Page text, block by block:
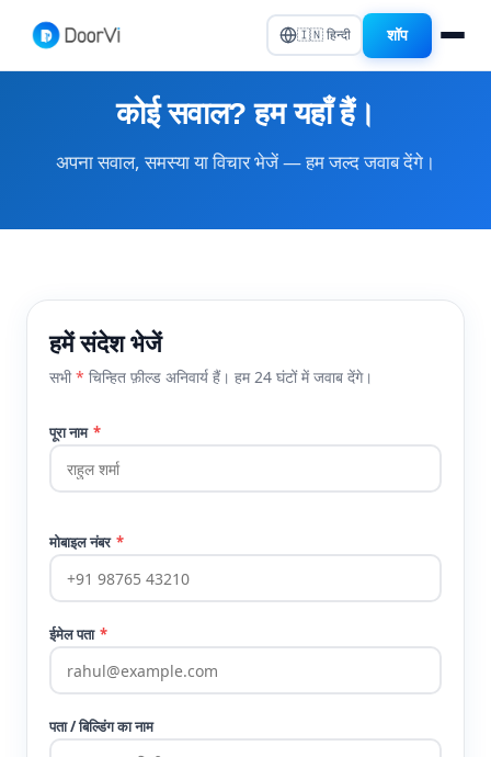
🇮🇳 हिन्दी शॉप
कोई सवाल? हम यहाँ हैं।
अपना सवाल, समस्या या विचार भेजें — हम जल्द जवाब देंगे।
हमें संदेश भेजें
सभी* चिन्हित फ़ील्ड अनिवार्य हैं। हम 24 घंटों में जवाब देंगे।
पूरा नाम *
मोबाइल नंबर *
ईमेल पता *
पता / बिल्डिंग का नाम